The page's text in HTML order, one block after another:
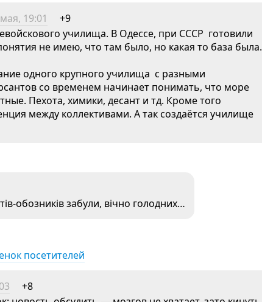
19:01
+9
училища. В Одессе, при СССР готовили
не имею, что там было, но какая то база была.
одного крупного училища с разными
со временем начинает понимать, что море
Пехота, химики, десант и тд. Кроме того
между коллективами. А так создаётся училище
обозників забули, вічно голодних…
посетителей
+8